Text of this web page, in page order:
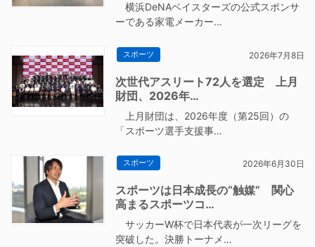
横浜DeNAベイスターズの公式スポンサ
ーである家電メーカー…
スポーツ 2026年7月8日
次世代アスリート72人を選定 上月
財団、2026年…
上月財団は、2026年度（第25回）の
「スポーツ選手支援事…
スポーツ 2026年6月30日
スポーツは日本成長の“触媒” 関心
高まるスポーツコ…
サッカーW杯で日本代表が一次リーグを
突破した。決勝トーナメ…